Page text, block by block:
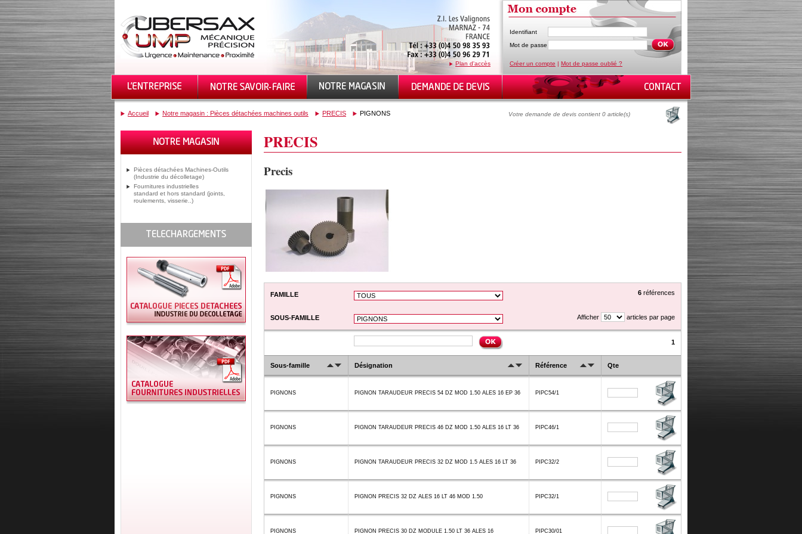
Plan d'accès
Identifiant
Mot de passe
Créer un compte | Mot de passe oublié ?
Accueil Notre magasin : Pièces détachées machines outils PRECIS PIGNONS Votre demande de devis contient 0 article(s)
Pièces détachées Machines-Outils
(Industrie du décolletage)
Fournitures industrielles
standard et hors standard (joints,
roulements, visserie..)
PRECIS
Precis
FAMILLE 6 références
SOUS-FAMILLE Afficher articles par page
1
Sous-famille Désignation Référence Qte
PIGNONS PIGNON TARAUDEUR PRECIS 54 DZ MOD 1.50 ALES 16 EP 36 PIPC54/1
PIGNONS PIGNON TARAUDEUR PRECIS 46 DZ MOD 1.50 ALES 16 LT 36 PIPC46/1
PIGNONS PIGNON TARAUDEUR PRECIS 32 DZ MOD 1.5 ALES 16 LT 36 PIPC32/2
PIGNONS PIGNON PRECIS 32 DZ ALES 16 LT 46 MOD 1.50 PIPC32/1
PIGNONS PIGNON PRECIS 30 DZ MODULE 1.50 LT 36 ALES 16 PIPC30/01